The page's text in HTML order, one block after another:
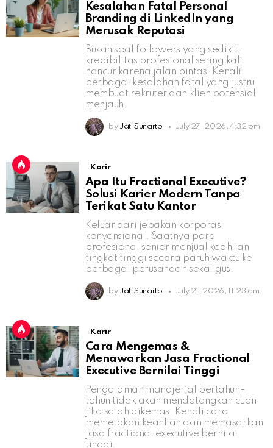
Kesalahan Fatal Personal
Branding di LinkedIn yang
Merusak Reputasi
Bukan soal followers yang sedikit,
kredibilitas profesional sering kali
hancur karena jalan pintas. Kenali
berbagai kesalahan fatal yang justru
membuat rekruter dan klien potensial
menjauh.
by Jati Sunarto July 27, 2026, 4:32 pm
Karir
Apa Itu Fractional Executive?
Solusi Karier Modern Tanpa
Terikat Satu Kantor
Keluar dari jebakan korporasi
konvensional. Saatnya para
profesional senior menjual keahlian
tingkat tinggi secara paruh waktu ke
berbagai perusahaan sekaligus.
by Jati Sunarto July 21, 2026, 11:23 am
Karir
Cara Mengemas &
Menawarkan Jasa Fractional
Executive Bernilai Tinggi
Pengalaman manajerial bertahun-
tahun tidak akan mendatangkan cuan
jika salah dikemas. Kenali cara
memetakan keahlian dan memasarkan
jasa fractional executive bernilai
tinggi.